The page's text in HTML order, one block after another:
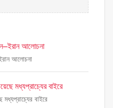
আলোচনা
আলোচনা
মধ্যপ্রাচ্যের বাইরে
মধ্যপ্রাচ্যের বাইরে